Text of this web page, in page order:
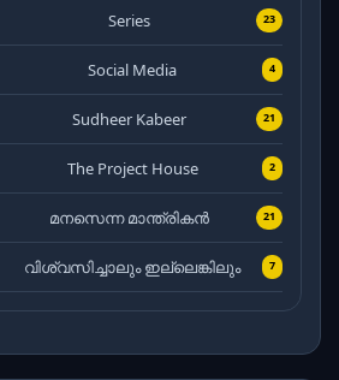
Series 23
Social Media 4
Sudheer Kabeer 21
The Project House 2
മനസെന്ന മാന്ത്രികൻ 21
വിശ്വസിച്ചാലും ഇല്ലെങ്കിലും 7